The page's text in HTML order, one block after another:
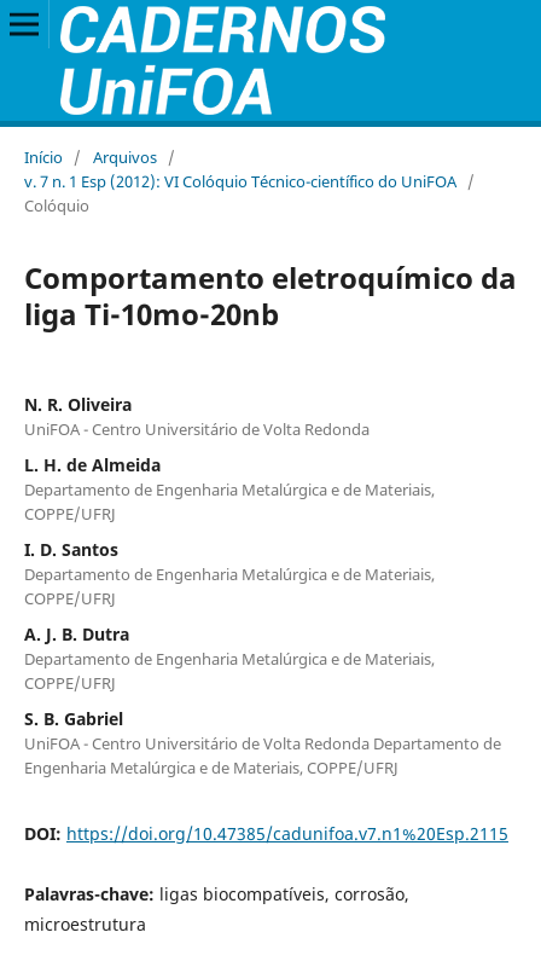
Início / Arquivos /
v. 7 n. 1 Esp (2012): VI Colóquio Técnico-científico do UniFOA /
Colóquio
Comportamento eletroquímico da
liga Ti-10mo-20nb
N. R. Oliveira
UniFOA - Centro Universitário de Volta Redonda
L. H. de Almeida
Departamento de Engenharia Metalúrgica e de Materiais,
COPPE/UFRJ
I. D. Santos
Departamento de Engenharia Metalúrgica e de Materiais,
COPPE/UFRJ
A. J. B. Dutra
Departamento de Engenharia Metalúrgica e de Materiais,
COPPE/UFRJ
S. B. Gabriel
UniFOA - Centro Universitário de Volta Redonda Departamento de
Engenharia Metalúrgica e de Materiais, COPPE/UFRJ
DOI: https://doi.org/10.47385/cadunifoa.v7.n1%20Esp.2115
Palavras-chave: ligas biocompatíveis, corrosão,
microestrutura